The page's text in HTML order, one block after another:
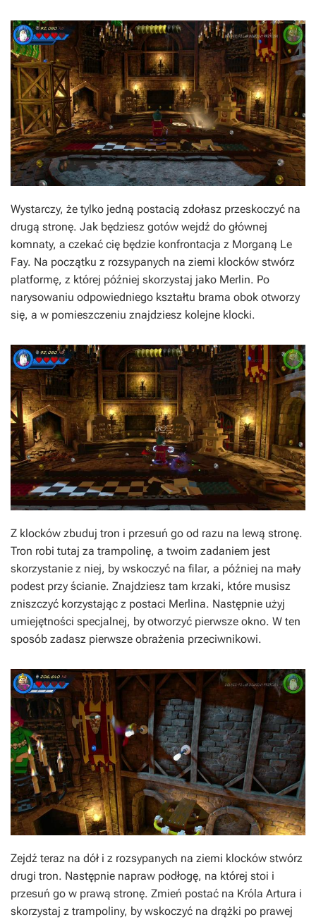
Wystarczy, że tylko jedną postacią zdołasz przeskoczyć na
drugą stronę. Jak będziesz gotów wejdź do głównej
komnaty, a czekać cię będzie konfrontacja z Morganą Le
Fay. Na początku z rozsypanych na ziemi klocków stwórz
platformę, z której później skorzystaj jako Merlin. Po
narysowaniu odpowiedniego kształtu brama obok otworzy
się, a w pomieszczeniu znajdziesz kolejne klocki.
Z klocków zbuduj tron i przesuń go od razu na lewą stronę.
Tron robi tutaj za trampolinę, a twoim zadaniem jest
skorzystanie z niej, by wskoczyć na filar, a później na mały
podest przy ścianie. Znajdziesz tam krzaki, które musisz
zniszczyć korzystając z postaci Merlina. Następnie użyj
umiejętności specjalnej, by otworzyć pierwsze okno. W ten
sposób zadasz pierwsze obrażenia przeciwnikowi.
Zejdź teraz na dół i z rozsypanych na ziemi klocków stwórz
drugi tron. Następnie napraw podłogę, na której stoi i
przesuń go w prawą stronę. Zmień postać na Króla Artura i
skorzystaj z trampoliny, by wskoczyć na drążki po prawej